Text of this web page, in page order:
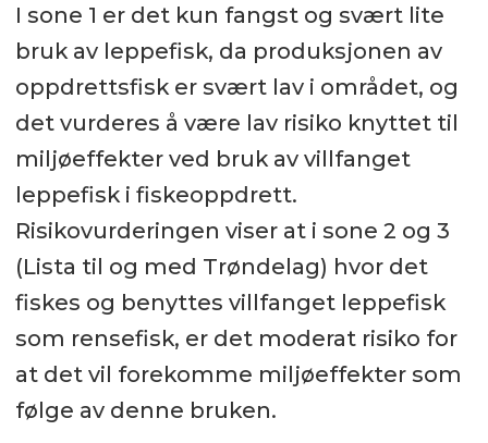
I sone 1 er det kun fangst og svært lite
bruk av leppefisk, da produksjonen av
oppdrettsfisk er svært lav i området, og
det vurderes å være lav risiko knyttet til
miljøeffekter ved bruk av villfanget
leppefisk i fiskeoppdrett.
Risikovurderingen viser at i sone 2 og 3
(Lista til og med Trøndelag) hvor det
fiskes og benyttes villfanget leppefisk
som rensefisk, er det moderat risiko for
at det vil forekomme miljøeffekter som
følge av denne bruken.